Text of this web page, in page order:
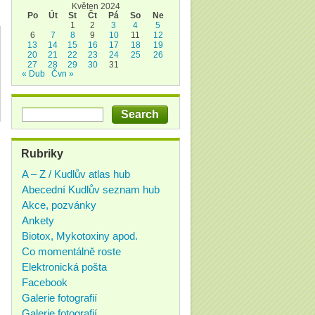
Květen 2024
Po
Út St Čt Pá So
Ne
1
2 3 4
5
6
7 8 9 10 11
12
13
14 15 16 17 18
19
20
21 22 23 24 25
26
27
28 29 30
31
« Dub
Čvn »
Rubriky
A – Z / Kudlův atlas hub
Abecední Kudlův seznam hub
Akce, pozvánky
Ankety
Biotox, Mykotoxiny apod.
Co momentálně roste
Elektronická pošta
Facebook
Galerie fotografií